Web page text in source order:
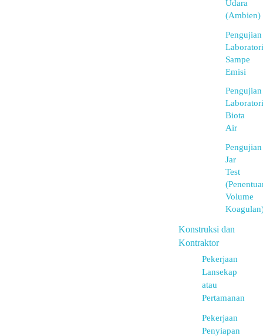
Udara
(Ambien)
Pengujian
Sampe
Emisi
Pengujian
Biota
Air
Pengujian
Jar
Test
Volume
Konstruksi dan
Kontraktor
Pekerjaan
Lansekap
atau
Pertamanan
Pekerjaan
Penyiapan